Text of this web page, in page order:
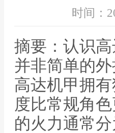
时间：
摘要：认识
并非简单的
高达机甲拥
度比常规角
的火力通常